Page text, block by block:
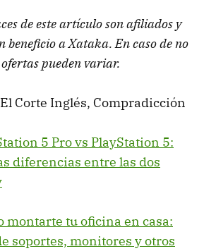
de este artículo son afiliados y
a Xataka. En caso de no
pueden variar.
Corte Inglés, Compradicción
5 Pro vs PlayStation 5:
diferencias entre las dos
montarte tu oficina en casa:
soportes, monitores y otros